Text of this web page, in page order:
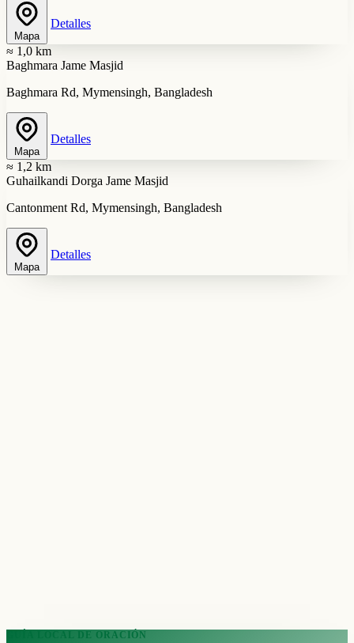
Mapa
Detalles
≈ 1,0 km
Baghmara Jame Masjid
Baghmara Rd, Mymensingh, Bangladesh
Mapa
Detalles
≈ 1,2 km
Guhailkandi Dorga Jame Masjid
Cantonment Rd, Mymensingh, Bangladesh
Mapa
Detalles
GUÍA LOCAL DE ORACIÓN